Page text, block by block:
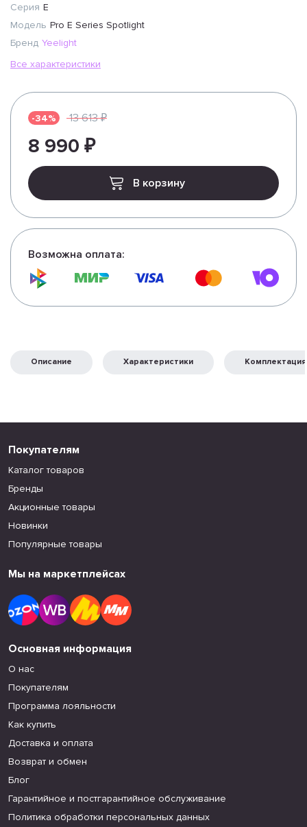
Серия E
Модель Pro E Series Spotlight
Бренд Yeelight
Все характеристики
-34% 13 613 ₽
8 990 ₽
В корзину
Возможна оплата:
Описание Характеристики Комплектация
Покупателям
Каталог товаров
Бренды
Акционные товары
Новинки
Популярные товары
Мы на маркетплейсах
Основная информация
О нас
Покупателям
Программа лояльности
Как купить
Доставка и оплата
Возврат и обмен
Блог
Гарантийное и постгарантийное обслуживание
Политика обработки персональных данных